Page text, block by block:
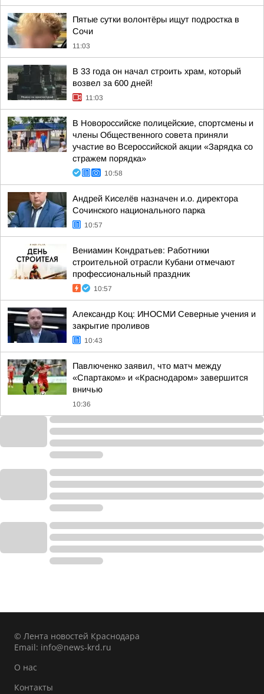
Пятые сутки волонтёры ищут подростка в
Сочи
11:03
В 33 года он начал строить храм, который
возвел за 600 дней!
11:03
В Новороссийске полицейские, спортсмены и
члены Общественного совета приняли
участие во Всероссийской акции «Зарядка со
стражем порядка»
10:58
Андрей Киселёв назначен и.о. директора
Сочинского национального парка
10:57
Вениамин Кондратьев: Работники
строительной отрасли Кубани отмечают
профессиональный праздник
10:57
Александр Коц: ИНОСМИ Северные учения и
закрытие проливов
10:43
Павлюченко заявил, что матч между
«Спартаком» и «Краснодаром» завершится
вничью
10:36
© Лента новостей Краснодара
Email: info@news-krd.ru
О нас
Контакты